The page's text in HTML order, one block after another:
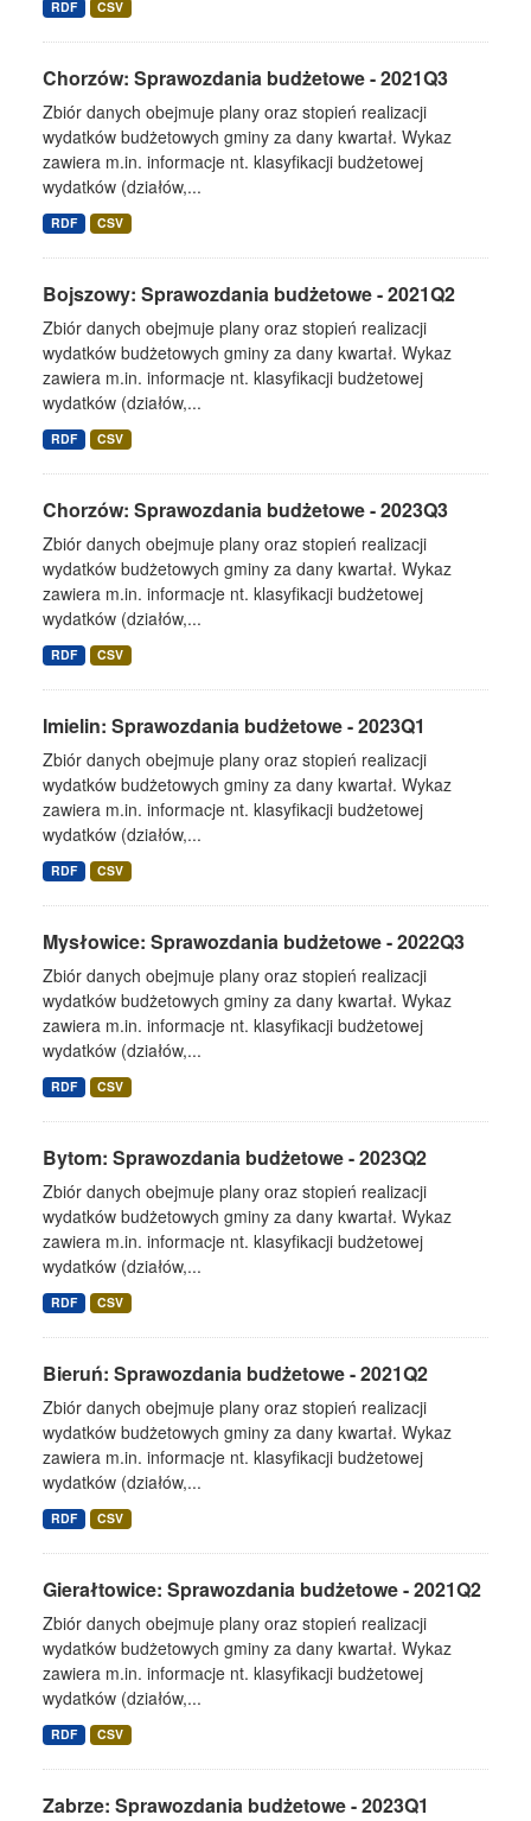
RDF CSV
Chorzów: Sprawozdania budżetowe - 2021Q3
Zbiór danych obejmuje plany oraz stopień realizacji
wydatków budżetowych gminy za dany kwartał. Wykaz
zawiera m.in. informacje nt. klasyfikacji budżetowej
wydatków (działów,...
RDF CSV
Bojszowy: Sprawozdania budżetowe - 2021Q2
Zbiór danych obejmuje plany oraz stopień realizacji
wydatków budżetowych gminy za dany kwartał. Wykaz
zawiera m.in. informacje nt. klasyfikacji budżetowej
wydatków (działów,...
RDF CSV
Chorzów: Sprawozdania budżetowe - 2023Q3
Zbiór danych obejmuje plany oraz stopień realizacji
wydatków budżetowych gminy za dany kwartał. Wykaz
zawiera m.in. informacje nt. klasyfikacji budżetowej
wydatków (działów,...
RDF CSV
Imielin: Sprawozdania budżetowe - 2023Q1
Zbiór danych obejmuje plany oraz stopień realizacji
wydatków budżetowych gminy za dany kwartał. Wykaz
zawiera m.in. informacje nt. klasyfikacji budżetowej
wydatków (działów,...
RDF CSV
Mysłowice: Sprawozdania budżetowe - 2022Q3
Zbiór danych obejmuje plany oraz stopień realizacji
wydatków budżetowych gminy za dany kwartał. Wykaz
zawiera m.in. informacje nt. klasyfikacji budżetowej
wydatków (działów,...
RDF CSV
Bytom: Sprawozdania budżetowe - 2023Q2
Zbiór danych obejmuje plany oraz stopień realizacji
wydatków budżetowych gminy za dany kwartał. Wykaz
zawiera m.in. informacje nt. klasyfikacji budżetowej
wydatków (działów,...
RDF CSV
Bieruń: Sprawozdania budżetowe - 2021Q2
Zbiór danych obejmuje plany oraz stopień realizacji
wydatków budżetowych gminy za dany kwartał. Wykaz
zawiera m.in. informacje nt. klasyfikacji budżetowej
wydatków (działów,...
RDF CSV
Gierałtowice: Sprawozdania budżetowe - 2021Q2
Zbiór danych obejmuje plany oraz stopień realizacji
wydatków budżetowych gminy za dany kwartał. Wykaz
zawiera m.in. informacje nt. klasyfikacji budżetowej
wydatków (działów,...
RDF CSV
Zabrze: Sprawozdania budżetowe - 2023Q1